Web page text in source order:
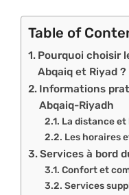
Table of
Pourquoi choisir
Abqaiq et Riyad ?
Informations
Abqaiq-Riyadh
La distance et
Les horaires
Services à bord
Confort et
Services